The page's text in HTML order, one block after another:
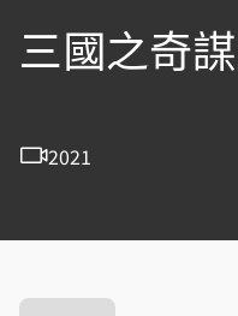
三國之奇
2021